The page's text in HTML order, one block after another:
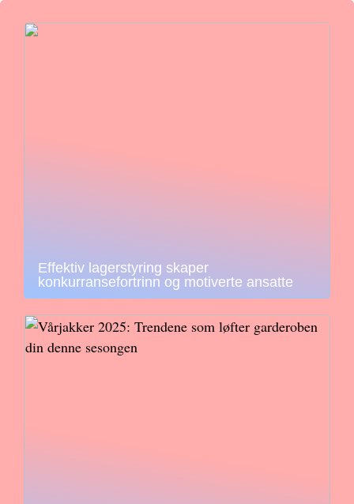
Effektiv lagerstyring skaper
konkurransefortrinn og motiverte ansatte